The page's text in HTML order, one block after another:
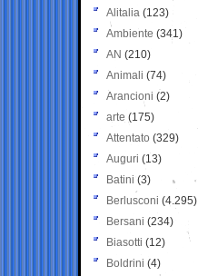
Alitalia (123)
Ambiente (341)
AN (210)
Animali (74)
Arancioni (2)
arte (175)
Attentato (329)
Auguri (13)
Batini (3)
Berlusconi (4.295)
Bersani (234)
Biasotti (12)
Boldrini (4)